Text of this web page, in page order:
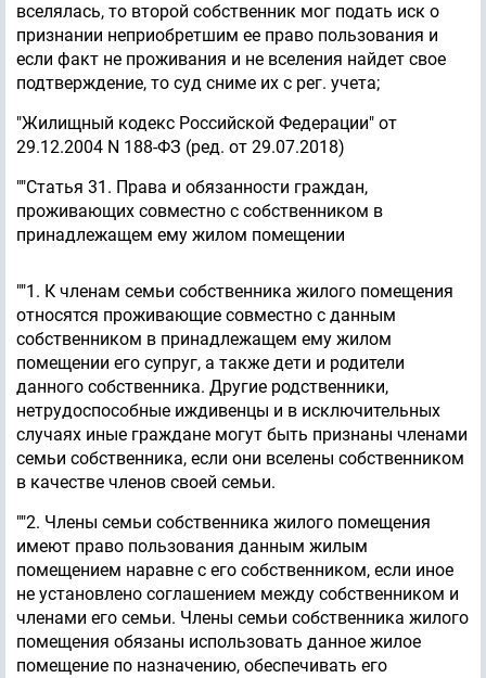
вселялась, то второй собственник мог подать иск о
признании неприобретшим ее право пользования и
если факт не проживания и не вселения найдет свое
подтверждение, то суд сниме их с рег. учета;
"Жилищный кодекс Российской Федерации" от
29.12.2004 N 188-ФЗ (ред. от 29.07.2018)
""Статья 31. Права и обязанности граждан,
проживающих совместно с собственником в
принадлежащем ему жилом помещении
""1. К членам семьи собственника жилого помещения
относятся проживающие совместно с данным
собственником в принадлежащем ему жилом
помещении его супруг, а также дети и родители
данного собственника. Другие родственники,
нетрудоспособные иждивенцы и в исключительных
случаях иные граждане могут быть признаны членами
семьи собственника, если они вселены собственником
в качестве членов своей семьи.
""2. Члены семьи собственника жилого помещения
имеют право пользования данным жилым
помещением наравне с его собственником, если иное
не установлено соглашением между собственником и
членами его семьи. Члены семьи собственника жилого
помещения обязаны использовать данное жилое
помещение по назначению, обеспечивать его